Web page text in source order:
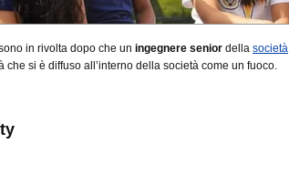
in rivolta dopo che un ingegnere senior della società
che si è diffuso all’interno della società come un fuoco.